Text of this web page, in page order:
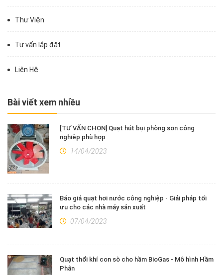
Thư Viện
Tư vấn lắp đặt
Liên Hệ
Bài viết xem nhiều
[TƯ VẤN CHỌN] Quạt hút bụi phòng sơn công
nghiệp phù hợp
14/04/2023
Báo giá quạt hơi nước công nghiệp - Giải pháp tối
ưu cho các nhà máy sản xuất
07/04/2023
Quạt thổi khí con sò cho hầm BioGas - Mô hình Hầm
Phân